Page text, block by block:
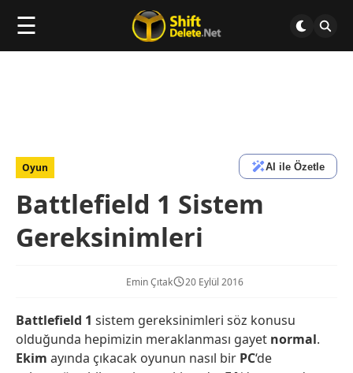
☰
Oyun AI ile Özetle
Battlefield 1 Sistem
Gereksinimleri
Emin Çıtak 20 Eylül 2016
Battlefield 1 sistem gereksinimleri söz konusu
olduğunda hepimizin meraklanması gayet normal.
Ekim ayında çıkacak oyunun nasıl bir PC‘de